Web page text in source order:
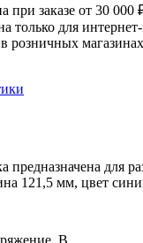
при заказе от 30 000
только для
розничных магазинах
для
121,5 мм, цвет
В